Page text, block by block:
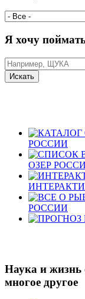
Я хочу
РОССИИ
ОЗЕР
РОССИИ
Наука и жизнь
многое другое